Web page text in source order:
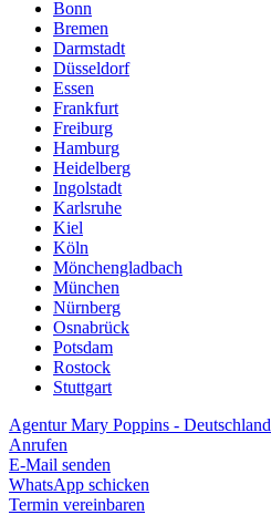
Bonn
Bremen
Darmstadt
Düsseldorf
Essen
Frankfurt
Freiburg
Hamburg
Heidelberg
Ingolstadt
Karlsruhe
Kiel
Köln
Mönchengladbach
München
Nürnberg
Osnabrück
Potsdam
Rostock
Stuttgart
Agentur Mary Poppins - Deutschland
Anrufen
E-Mail senden
WhatsApp schicken
Termin vereinbaren